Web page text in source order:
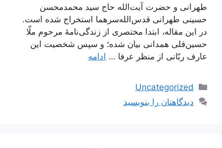
طهرانی و حضرت آیت‌الله حاج سید محمدمحسن
حسینی طهرانی قدس‌الله‌سرهما استخراج شده است.
در این مقاله، ابتدا مختصری از زندگی‌نامۀ مرحوم ملّا
حسین‌قلی همدانی بیان شده؛ و سپس شخصیت این
عارف ربّانی از منظر عرفا … ادامه
دسته‌ها
Uncategorized
دیدگاهتان را بنویسید